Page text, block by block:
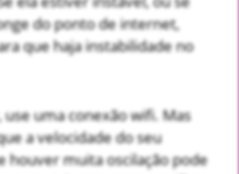
do ponto de internet,
que haja instabilidade no
uma conexão wifi. Mas
a velocidade do seu
houver muita oscilação pode